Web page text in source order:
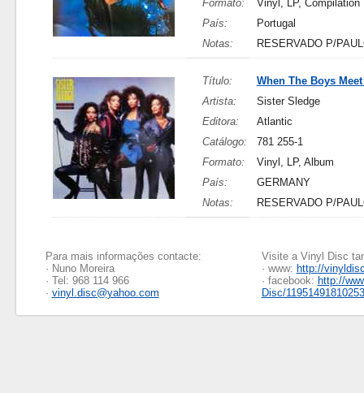
Formato:
Vinyl, LP, Compilation
País:
Portugal
Notas:
RESERVADO P/
Título:
When The Boys
Artista:
Sister Sledge
Editora:
Atlantic
Catálogo:
781 255-1
Formato:
Vinyl, LP, Album
País:
GERMANY
Notas:
RESERVADO P/
Para mais informações contacte:
· Nuno Moreira
· Tel: 968 114 966
· vinyl.disc@yahoo.com
Visite a Vinyl Disc
· www: http://
· facebook: http://
Disc/